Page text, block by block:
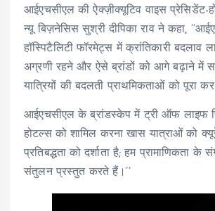
आईएचसीएल की ऐक्ज़ीक्यूटिव वाइस प्रेसिडेंट-
न्यू बिज़नेसिस सुश्री दीपिका राव ने कहा,
हॉस्पिटैलिटी फॉरमेट्स में क्रांतिकारी बदलाव
अग्रणी रहने और ऐसे ब्रांडों को आगे बढ़ाने में
यात्रियों की बदलती प्राथमिकताओं को पूरा
आईएचसीएल के ब्रांडस्केप में ट्री ऑफ लाइफ
होटल्स को शामिल करना खास यात्राओं को
प्रतिबद्धता को दर्शाता है; हम प्रामाणिकता के
संतुलन प्रस्तुत करते हैं।’’